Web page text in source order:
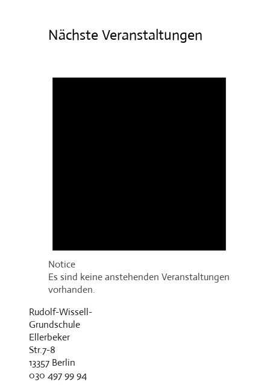
Nächste Veranstaltungen
Notice
Es sind keine anstehenden Veranstaltungen
vorhanden.
Rudolf-Wissell-
Grundschule
Ellerbeker
Str.7-8
13357 Berlin
030 497 99 94